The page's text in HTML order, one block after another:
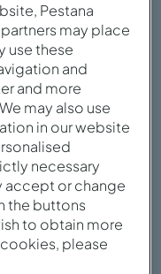
Pestana
may place
use these
and
and more
may also use
in our website
necessary
accept or change
the buttons
to obtain more
please